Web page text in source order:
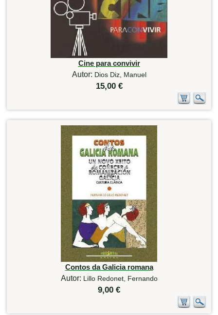
Cine para convivir
Autor: Dios Diz, Manuel
15,00 €
Contos da Galicia romana
Autor: Lillo Redonet, Fernando
9,00 €